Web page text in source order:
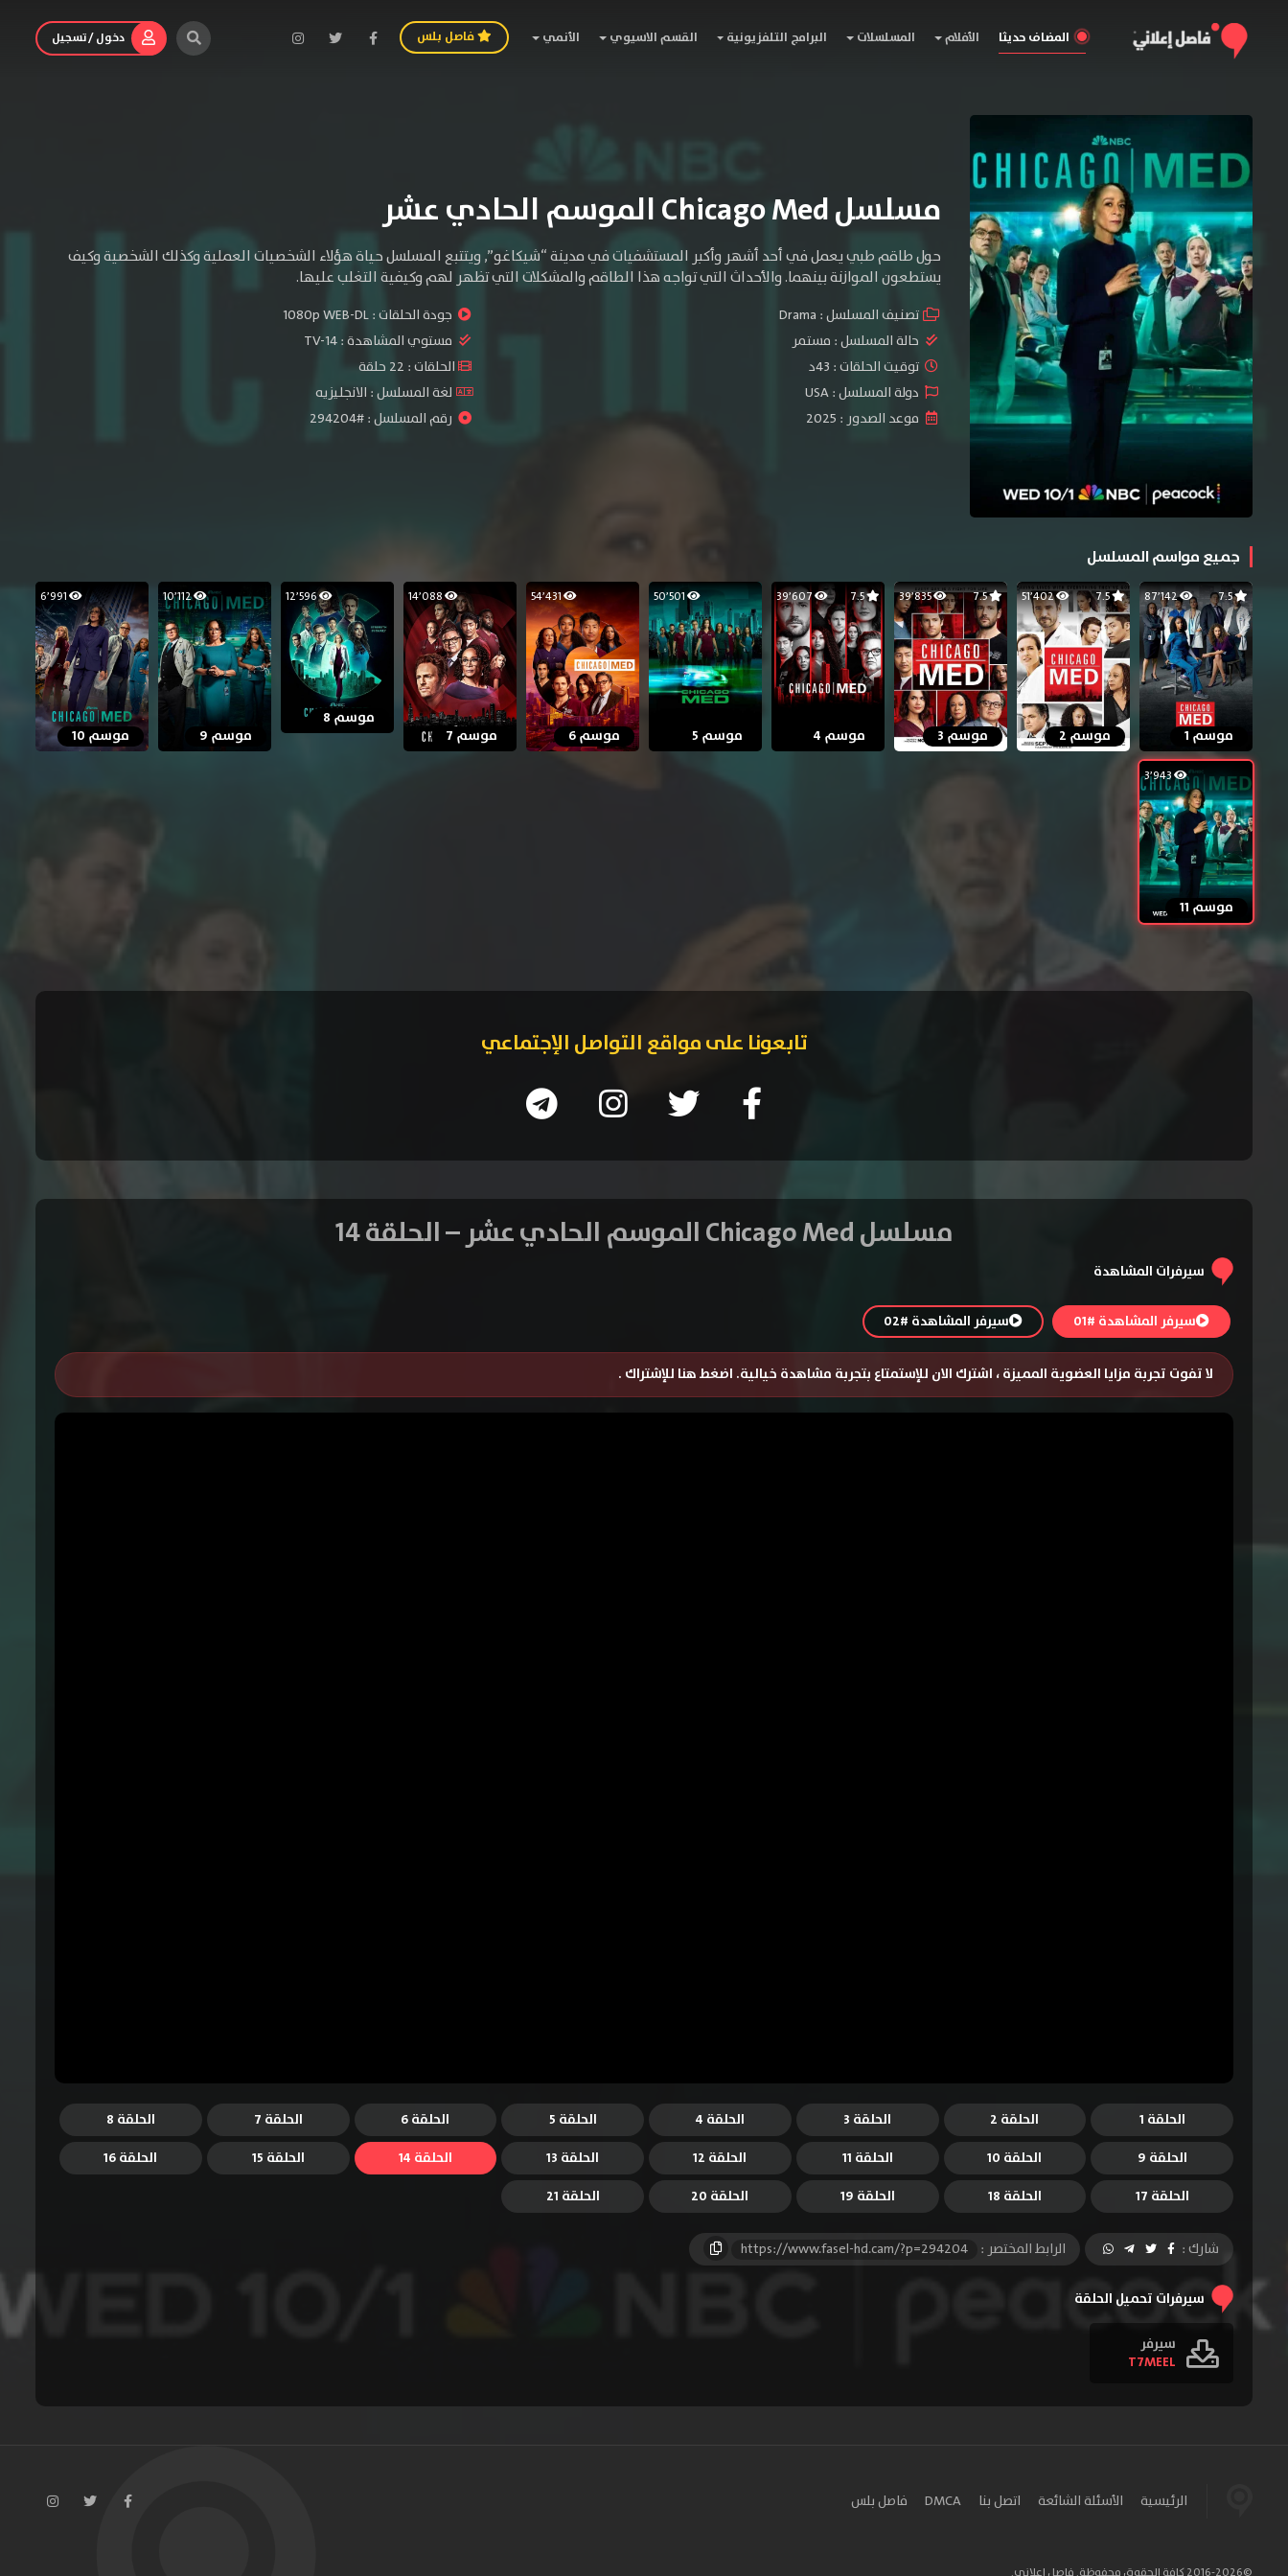
المضاف حديثا الأفلام المسلسلات البرامج التلفزيونية القسم الاسيوي الأنمي فاصل بلس دخول / تسجيل
مسلسل Chicago Med الموسم الحادي عشر
حول طاقم طبي يعمل في أحد أشهر وأكبر المستشفيات في مدينة “شيكاغو”, ويتتبع المسلسل حياة هؤلاء الشخصيات العملية وكذلك الشخصية وكيف
يستطعون الموازنة بينهما. والأحداث التي تواجه هذا الطاقم والمشكلات التي تظهر لهم وكيفية التغلب عليها.
تصنيف المسلسل : Drama جودة الحلقات :1080p WEB-DL
حالة المسلسل : مستمر مستوي المشاهدة :TV-14
توقيت الحلقات : 43د
الحلقات : 22 حلقة
دولة المسلسل : USA
لغة المسلسل : الانجليزيه
موعد الصدور : 2025
رقم المسلسل : #294204
جميع مواسم المسلسل
7.5 87٬142
موسم 1
7.5 51٬402
موسم 2
7.5 39٬835
موسم 3
7.5
موسم 4 موسم 5
54٬431
موسم 6
14٬088
موسم 7
12٬596
موسم 8
10٬112
موسم 9 موسم 10
موسم 11
تابعونا على مواقع التواصل الإجتماعي
مسلسل Chicago Med الموسم الحادي عشر – الحلقة 14
سيرفرات المشاهدة
سيرفر المشاهدة #01 سيرفر المشاهدة #02
لا تفوت تجربة مزايا العضوية المميزة ، اشترك الان للإستمتاع بتجربة مشاهدة خيالية. اضغط هنا للإشتراك .
الحلقة 1 الحلقة 2 الحلقة 3 الحلقة 4 الحلقة 5 الحلقة 6 الحلقة 7
الحلقة 8
الحلقة 9
الحلقة 10 الحلقة 11 الحلقة 12 الحلقة 13 الحلقة 14 الحلقة 15
الحلقة 16
الحلقة 17
الحلقة 18 الحلقة 19 الحلقة 20 الحلقة 21
شارك : الرابط المختصر : https://www.fasel-hd.cam/?p=294204
سيرفرات تحميل الحلقة
سيرفر
T7MEEL
الرئيسية الأسئلة الشائعة اتصل بنا DMCA فاصل بلس